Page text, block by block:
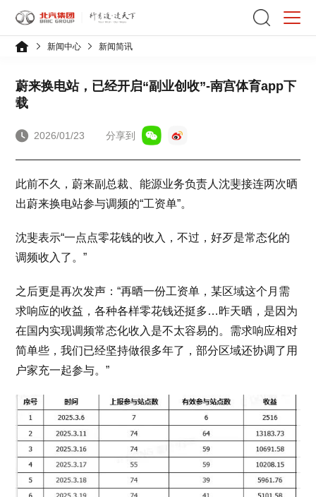
新闻中心 新闻简讯
蔚来换电站，已经开启“副业创收”-南宫体育app下
载
2026/01/23 分享到
此前不久，蔚来副总裁、能源业务负责人沈斐接连两次晒
出蔚来换电站参与调频的“工资单”。
沈斐表示“一点点零花钱的收入，不过，好歹是常态化的
调频收入了。”
之后更是再次发声：“再晒一份工资单，某区域这个月需
求响应的收益，各种各样零花钱还挺多…昨天晒，是因为
在国内实现调频常态化收入是不太容易的。需求响应相对
简单些，我们已经坚持做很多年了，部分区域还协调了用
户家充一起参与。”